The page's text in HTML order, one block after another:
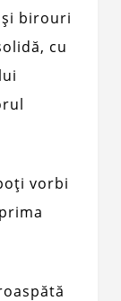
birouri
cu
vorbi